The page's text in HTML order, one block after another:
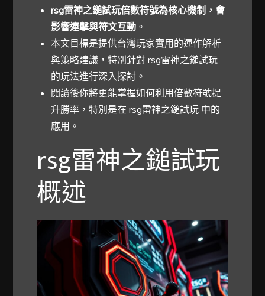
rsg雷神之鎚試玩倍數符號為核心機制，會
影響連擊與符文互動 。
本文目標是提供台灣玩家實用的運作解析
與策略建議，特別針對 rsg雷神之鎚試玩
的玩法進行深入探討。
閱讀後你將更能掌握如何利用倍數符號提
升勝率，特別是在 rsg雷神之鎚試玩 中的
應用。
rsg雷神之鎚試玩
概述